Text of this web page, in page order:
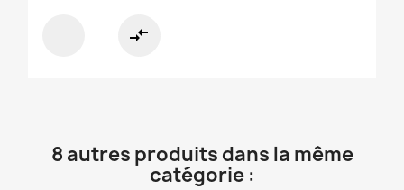
compare_arrows
8 autres produits dans la même
catégorie :